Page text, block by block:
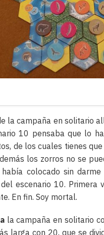
la campaña en solitario
10 pensaba que lo
de los cuales tienes
los zorros no se
colocado sin
escenario 10. Primera
En fin. Soy mortal.
la campaña en solitario
larga con 20, que se